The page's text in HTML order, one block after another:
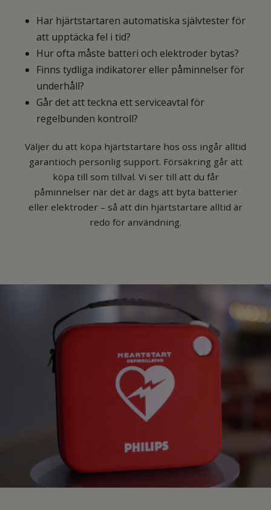
Har hjärtstartaren automatiska självtester för
att upptäcka fel i tid?
Hur ofta måste batteri och elektroder bytas?
Finns tydliga indikatorer eller påminnelser för
underhåll?
Går det att teckna ett serviceavtal för
regelbunden kontroll?
Väljer du att köpa hjärtstartare hos oss ingår alltid
garantioch personlig support. Försäkring går att
köpa till som tillval. Vi ser till att du får
påminnelser när det är dags att byta batterier
eller elektroder – så att din hjärtstartare alltid är
redo för användning.